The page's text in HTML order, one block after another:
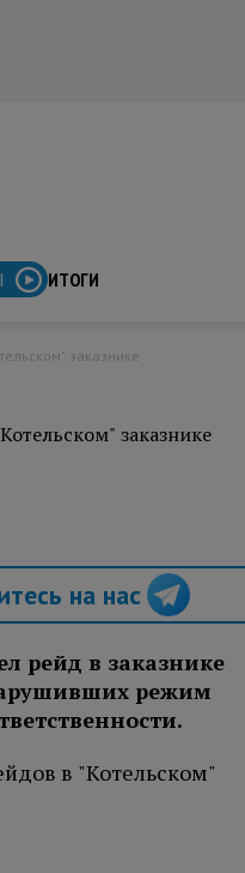
ИТОГИ
заказнике
заказнике
на нас
рейд в заказнике
режим